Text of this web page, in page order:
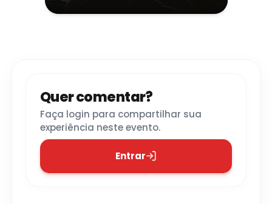
Quer comentar?
Faça login para compartilhar sua
experiência neste evento.
Entrar